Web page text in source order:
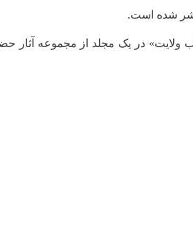
شده است.
1388 همراه با کتاب «آفتاب ولایت» در یک مجلد از